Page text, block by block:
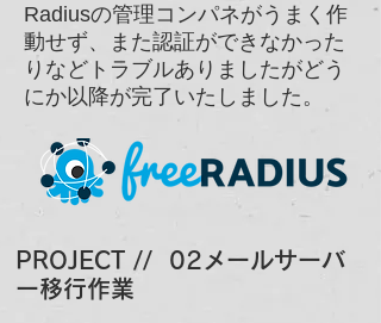
Radiusの管理コンパネがうまく作
動せず、また認証ができなかった
りなどトラブルありましたがどう
にか以降が完了いたしました。
PROJECT // 02メールサーバ
ー移行作業